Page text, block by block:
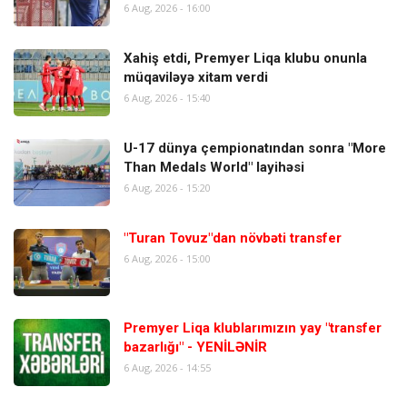
6 Aug, 2026 - 16:00
Xahiş etdi, Premyer Liqa klubu onunla
müqaviləyə xitam verdi
6 Aug, 2026 - 15:40
U-17 dünya çempionatından sonra "More
Than Medals World" layihəsi
6 Aug, 2026 - 15:20
"Turan Tovuz"dan növbəti transfer
6 Aug, 2026 - 15:00
Premyer Liqa klublarımızın yay "transfer
bazarlığı" - YENİLƏNİR
6 Aug, 2026 - 14:55